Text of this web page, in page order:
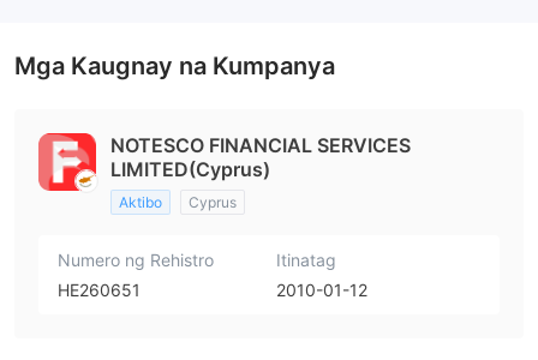
Mga Kaugnay na Kumpanya
NOTESCO FINANCIAL SERVICES
LIMITED(Cyprus)
Aktibo Cyprus
Numero ng Rehistro
HE260651
Itinatag
2010-01-12